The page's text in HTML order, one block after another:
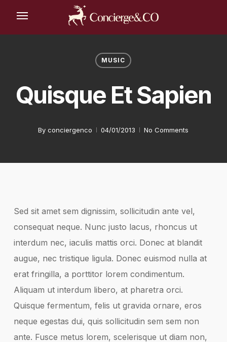
MUSIC
Quisque Et Sapien
By conciergenco 04/01/2013 No Comments
Sed sit amet sem dignissim, sollicitudin ante vel,
consequat neque. Nunc justo lacus, rhoncus ut
interdum nec, iaculis mattis orci. Donec at blandit
augue, nec tristique ligula. Donec euismod nulla at
erat fringilla, a porttitor lorem condimentum.
Aliquam ut interdum libero, at pharetra orci.
Quisque fermentum, felis ut gravida ornare, eros
neque egestas dui, quis sollicitudin sem sem non
ante. Fusce metus lorem, scelerisque ut diam non,